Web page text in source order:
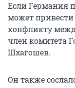
Если Германия
может
конфликту
член комитета
Шхагошев.
Он также